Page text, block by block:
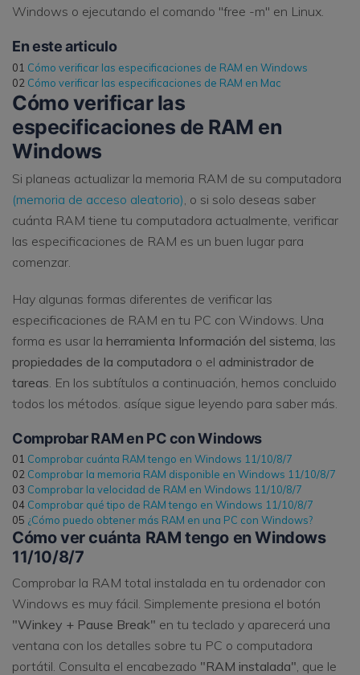
Windows o ejecutando el comando "free -m" en Linux.
En este articulo
01 Cómo verificar las especificaciones de RAM en Windows
02 Cómo verificar las especificaciones de RAM en Mac
Cómo verificar las
especificaciones de RAM en
Windows
Si planeas actualizar la memoria RAM de su computadora
(memoria de acceso aleatorio) , o si solo deseas saber
cuánta RAM tiene tu computadora actualmente, verificar
las especificaciones de RAM es un buen lugar para
comenzar.
Hay algunas formas diferentes de verificar las
especificaciones de RAM en tu PC con Windows. Una
forma es usar la herramienta Información del sistema , las
propiedades de la computadora o el administrador de
tareas . En los subtítulos a continuación, hemos concluido
todos los métodos. asíque sigue leyendo para saber más.
Comprobar RAM en PC con Windows
01 Comprobar cuánta RAM tengo en Windows 11/10/8/7
02 Comprobar la memoria RAM disponible en Windows 11/10/8/7
03 Comprobar la velocidad de RAM en Windows 11/10/8/7
04 Comprobar qué tipo de RAM tengo en Windows 11/10/8/7
05 ¿Cómo puedo obtener más RAM en una PC con Windows?
Cómo ver cuánta RAM tengo en Windows
11/10/8/7
Comprobar la RAM total instalada en tu ordenador con
Windows es muy fácil. Simplemente presiona el botón
"Winkey + Pause Break" en tu teclado y aparecerá una
ventana con los detalles sobre tu PC o computadora
portátil. Consulta el encabezado "RAM instalada" , que le